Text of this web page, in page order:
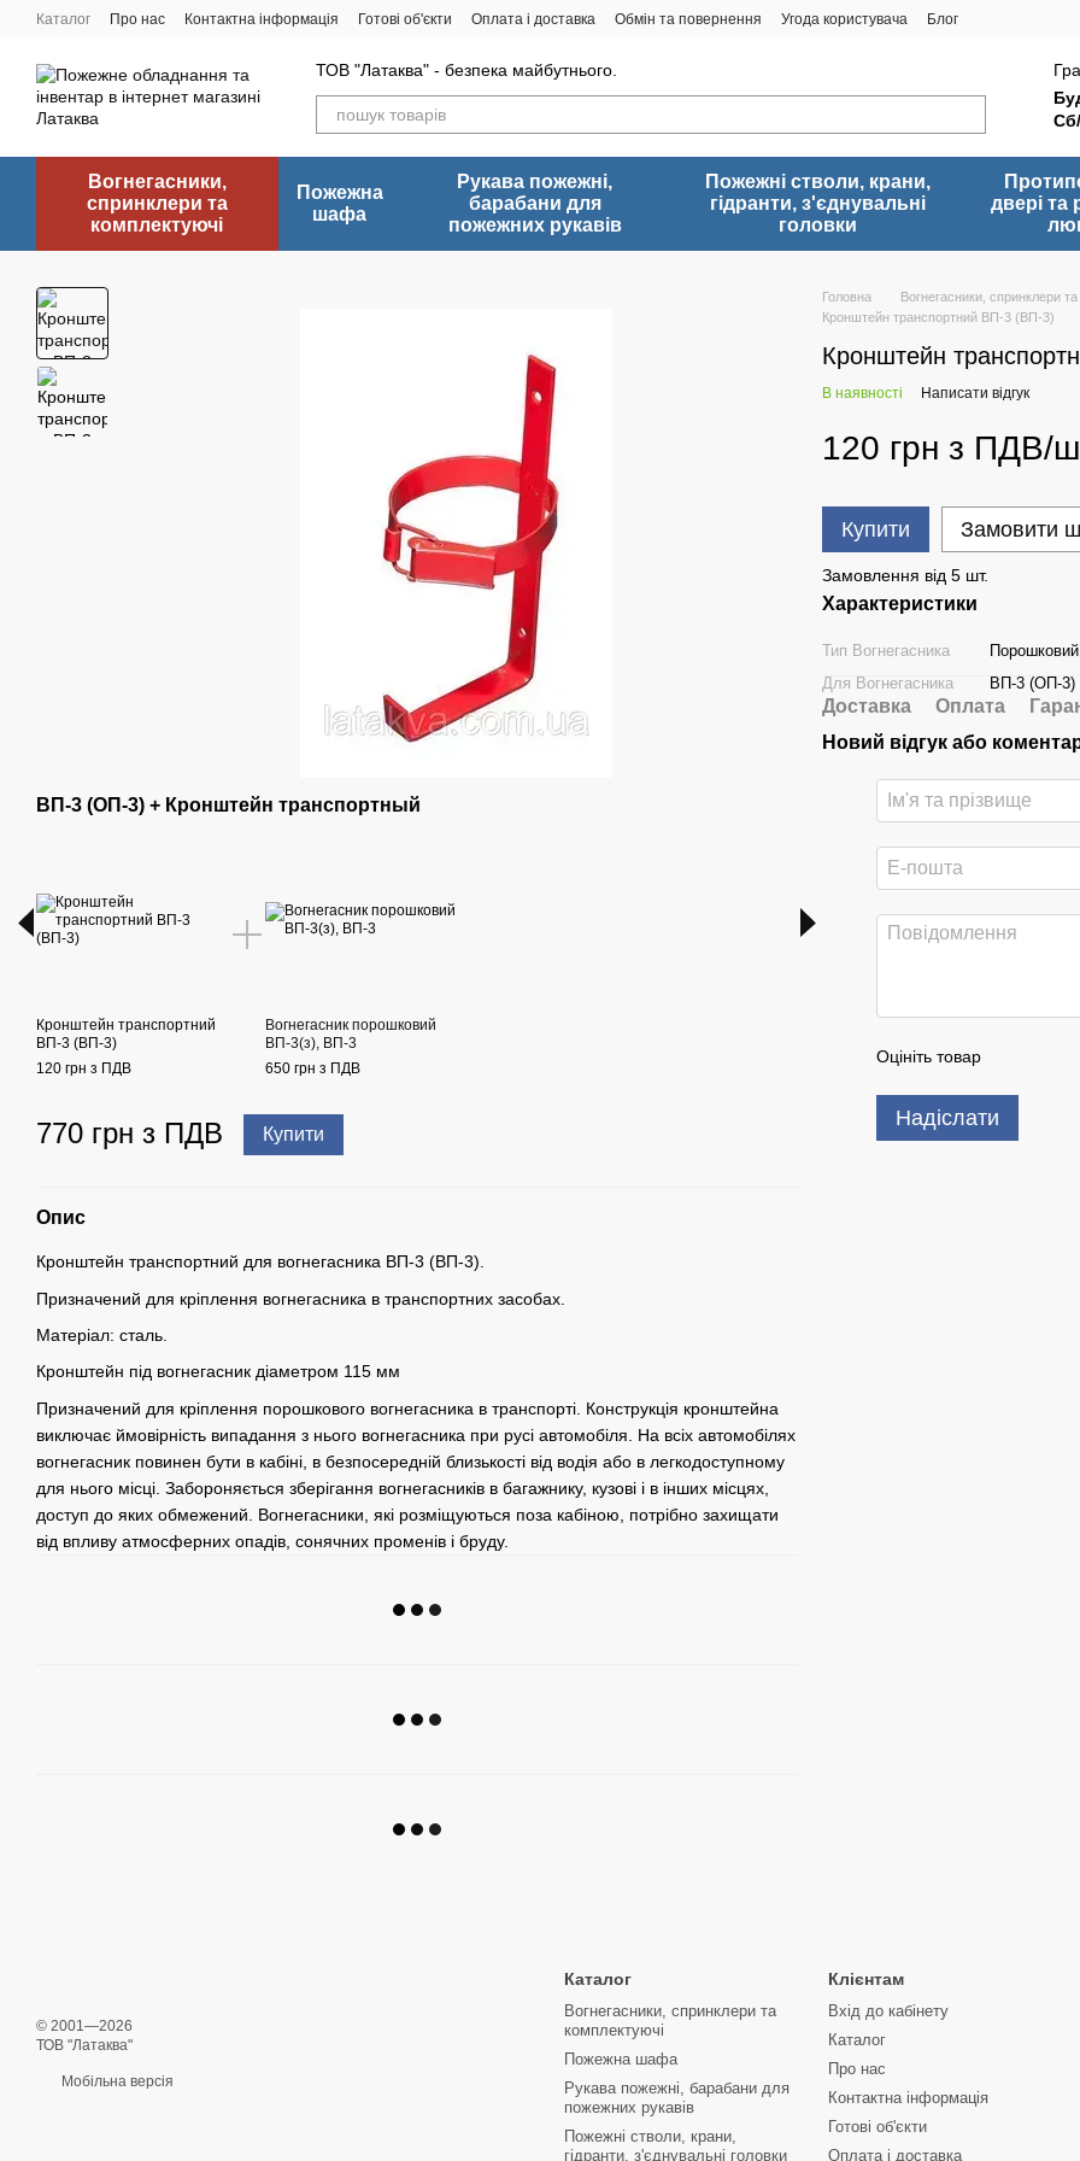
Перейти до основного контенту
Каталог Про нас Контактна інформація Готові об'єкти Оплата і доставка Обмін та повернення Угода користувача Блог
ТОВ "Латаква" - безпека майбутнього.
Вогнегасники,
спринклери та
комплектуючі
Пожежна
шафа
Рукава пожежні,
барабани для
пожежних рукавів
Пожежні стволи, крани,
гідранти, з'єднувальні
головки
двері та
ВП-3 (ОП-3) + Кронштейн транспортный
Кронштейн транспортний
ВП-3 (ВП-3)
120 грн з ПДВ
Вогнегасник порошковий
ВП-3(з), ВП-3
650 грн з ПДВ
770 грн з ПДВ Купити
ВП-3 (ОП-3) + Хомут +
786 грн з ПДВ
Опис
Кронштейн транспортний для вогнегасника ВП-3 (ВП-3).
Призначений для кріплення вогнегасника в транспортних засобах.
Матеріал: сталь.
Кронштейн під вогнегасник діаметром 115 мм
Призначений для кріплення порошкового вогнегасника в транспорті. Конструкція кронштейна
виключає ймовірність випадання з нього вогнегасника при русі автомобіля. На всіх автомобілях
вогнегасник повинен бути в кабіні, в безпосередній близькості від водія або в легкодоступному
для нього місці. Забороняється зберігання вогнегасників в багажнику, кузові і в інших місцях,
доступ до яких обмежений. Вогнегасники, які розміщуються поза кабіною, потрібно захищати
від впливу атмосферних опадів, сонячних променів і бруду.
Головна Вогнегасники, спринклери
Кронштейн транспортний ВП-3 (ВП-3)
Кронштейн
В наявності Написати відгук
120 грн з ПДВ/
Купити Замовити
Замовлення від 5 шт.
Характеристики
Тип Вогнегасника
Порошковий
Для Вогнегасника
ВП-3 (ОП-3)
Доставка Оплата
Новий відгук або
Оцініть товар
Надіслати
© 2001—2026
ТОВ "Латаква"
Мобільна версія
Каталог
Вогнегасники, спринклери та
комплектуючі
Пожежна шафа
Рукава пожежні, барабани для
пожежних рукавів
Пожежні стволи, крани,
гідранти, з'єднувальні головки
Клієнтам
Вхід до кабінету
Каталог
Про нас
Контактна інформація
Готові об'єкти
Оплата і доставка